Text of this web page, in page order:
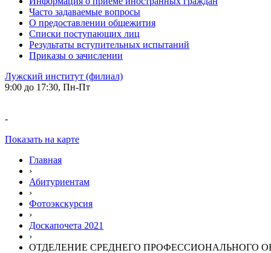
Часто задаваемые вопросы
О предоставлении общежития
Списки поступающих лиц
Результаты вступительных испытаний
Приказы о зачислении
Лужский институт (филиал)
9:00 до 17:30, Пн-Пт
-
Показать на карте
Главная
›
Абитуриентам
›
Фотоэкскурсия
›
Доскапочета 2021
›
ОТДЕЛЕНИЕ СРЕДНЕГО ПРОФЕССИОНАЛЬНОГО